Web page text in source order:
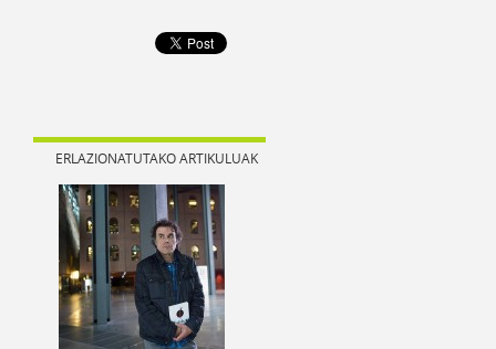
ERLAZIONATUTAKO ARTIKULUAK